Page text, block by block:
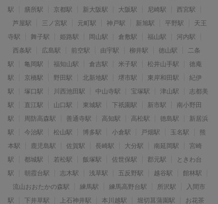
駅
膳所駅 京都駅 新大阪駅 大阪駅 尼崎駅
西宮駅
芦屋駅
三ノ宮駅 元町駅 神戸駅 新旭駅 平野駅
天王
寺駅
舞子駅 姫路駅 岡山駅 倉敷駅 福山駅
河内駅
西条駅
広島駅 前空駅 由宇駅 柳井駅 徳山駅
二条
駅
亀岡駅 福知山駅 倉吉駅 米子駅 松井山手駅
徳庵
駅
京橋駅 野田駅 北新地駅 堺市駅 東岸和田駅
紀伊
駅
塚口駅 川西池田駅 中山寺駅 宝塚駅 津山駅
志都美
駅
直江駅 山口駅 東城駅 下祇園駅 新市駅
南小野田
駅
周防高森駅 善通寺駅 高知駅 高松駅 徳島駅
新居浜
駅
今治駅 松山駅 博多駅 小倉駅 戸畑駅 玉名駅
熊
本駅
鹿児島駅 佐賀駅 長崎駅 大分駅 南延岡駅
宮崎
駅
都城駅 若松駅 飯塚駅 佐世保駅 郡元駅
ときわ台
駅
朝霞台駅 志木駅 浅草駅 五反野駅 越谷駅
館林駅
流山おおたかの森駅
練馬駅 練馬高野台駅 所沢駅
入間市
駅
下井草駅 上石神井駅 本川越駅 堀切菖蒲園駅 お花茶